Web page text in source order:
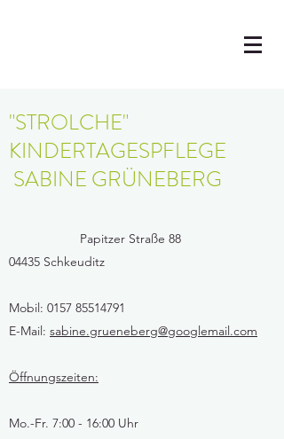
"STROLCHE"
KINDERTAGESPFLEGE
SABINE GRÜNEBERG
Papitzer Straße 88
04435 Schkeuditz
Mobil: 0157 85514791
E-Mail: sabine.grueneberg@googlemail.com
Öffnungszeiten:
Mo.-Fr. 7:00 - 16:00 Uhr